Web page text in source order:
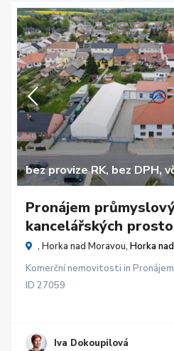
bez provize RK, bez DPH,
Pronájem
kancelářských
, Horka nad Moravou, Horka
Komerční nemovitosti in Pronájem
ID 27059
Iva Dokoupilová